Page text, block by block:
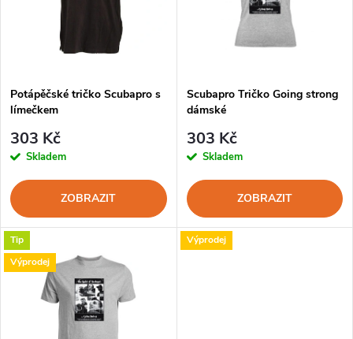
p
r
o
d
u
s
p
r
o
d
u
Potápěčské tričko Scubapro s
límečkem
303 Kč
Skladem
ZOBRAZIT
Scubapro Tričko Going strong
dámské
303 Kč
Skladem
ZOBRAZIT
Tip
Výprodej
Výprodej